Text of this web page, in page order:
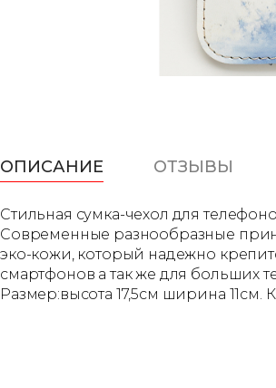
ОПИСАНИЕ ОТЗЫВЫ
Стильная сумка-чехол для
Современные разнообразные
эко-кожи, который надежно
смартфонов а так же для больших
Размер:высота 17,5см ширина